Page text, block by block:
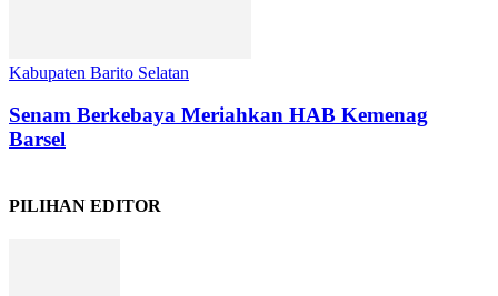
Kabupaten Barito Selatan
Senam Berkebaya Meriahkan HAB Kemenag
Barsel
PILIHAN EDITOR